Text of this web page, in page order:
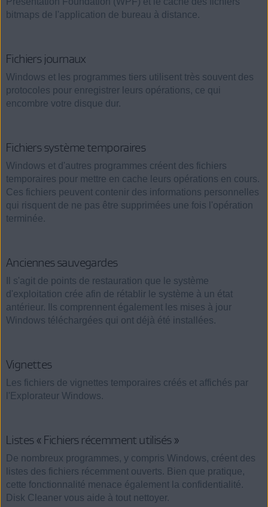
bitmaps de l'application de bureau à distance.
Fichiers journaux
Windows et les programmes tiers utilisent très souvent des
protocoles pour enregistrer leurs opérations, ce qui
encombre votre disque dur.
Fichiers système temporaires
Windows et d'autres programmes créent des fichiers
temporaires pour mettre en cache leurs opérations en cours.
Ces fichiers peuvent contenir des informations personnelles
qui risquent de ne pas être supprimées une fois l'opération
terminée.
Anciennes sauvegardes
Il s'agit de points de restauration que le système
d'exploitation crée afin de rétablir le système à un état
antérieur. Ils comprennent également les mises à jour
Windows téléchargées qui ont déjà été installées.
Vignettes
Les fichiers de vignettes temporaires créés et affichés par
l'Explorateur Windows.
Listes « Fichiers récemment utilisés »
De nombreux programmes, y compris Windows, créent des
listes des fichiers récemment ouverts. Bien que pratique,
cette fonctionnalité menace également la confidentialité.
Disk Cleaner vous aide à tout nettoyer.